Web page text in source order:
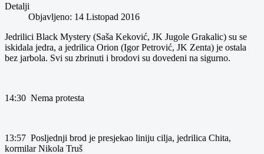
Detalji
Objavljeno: 14 Listopad 2016
Jedrilici Black Mystery (Saša Keković, JK Jugole Grakalic) su se
iskidala jedra, a jedrilica Orion (Igor Petrović, JK Zenta) je ostala
bez jarbola. Svi su zbrinuti i brodovi su dovedeni na sigurno.
14:30 Nema protesta
13:57 Posljednji brod je presjekao liniju cilja, jedrilica Chita,
kormilar Nikola Truš